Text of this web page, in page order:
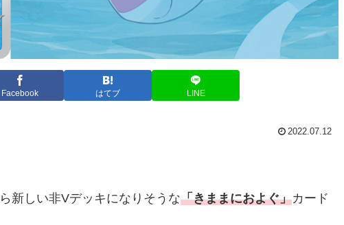
Facebook はてブ LINE
2022.07.12
新しい非Vデッキになりそうな「きままにおよぐ」カード